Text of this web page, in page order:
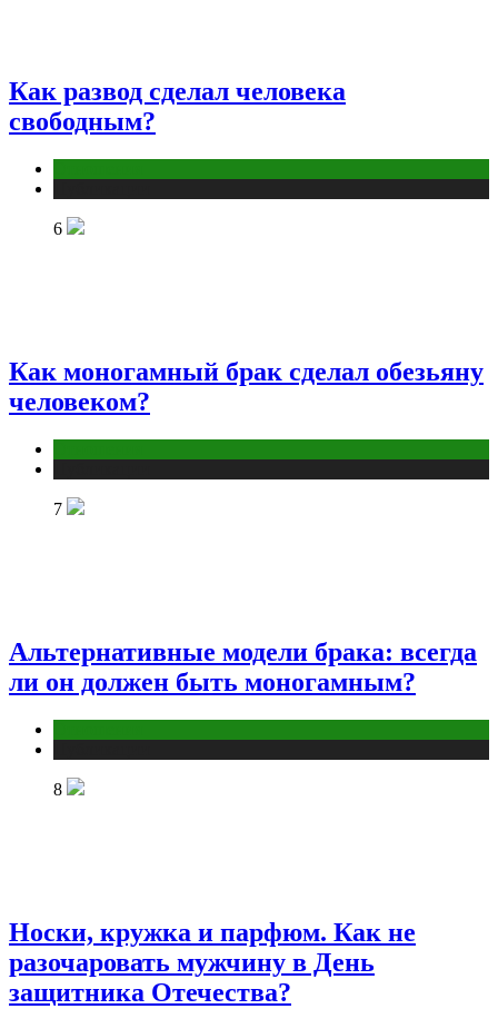
Как развод сделал человека
свободным?
6
Как моногамный брак сделал обезьяну
человеком?
7
Альтернативные модели брака: всегда
ли он должен быть моногамным?
8
Носки, кружка и парфюм. Как не
разочаровать мужчину в День
защитника Отечества?